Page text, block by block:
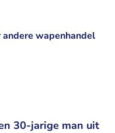
andere wapenhandel
30-jarige man uit